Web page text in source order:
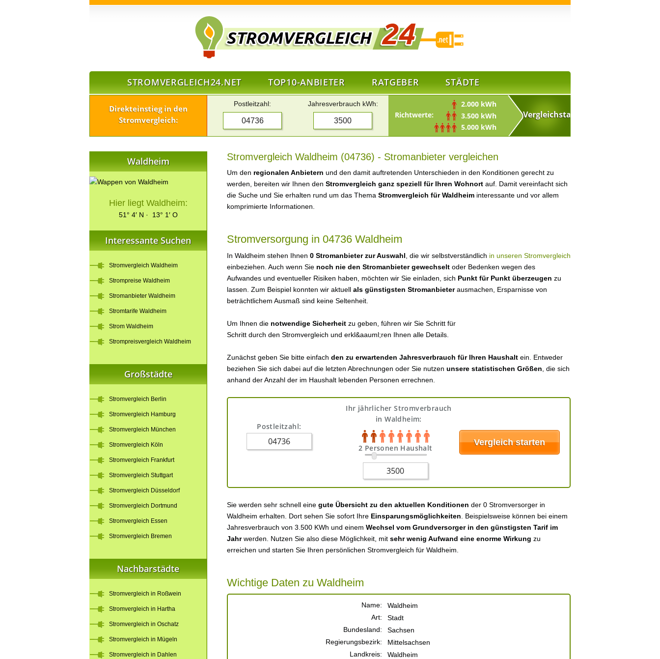
STROMVERGLEICH24.NET TOP10-ANBIETER RATGEBER STÄDTE
Direkteinstieg in den
Stromvergleich:
Postleitzahl: Jahresverbrauch kWh:
Richtwerte:
2.000 kWh
3.500 kWh
5.000 kWh
Stromvergleich Waldheim (04736) - Stromanbieter vergleichen
Um den regionalen Anbietern und den damit auftretenden Unterschieden in den Konditionen gerecht zu
werden, bereiten wir Ihnen den Stromvergleich ganz speziell für Ihren Wohnort auf. Damit vereinfacht sich
die Suche und Sie erhalten rund um das Thema Stromvergleich für Waldheim interessante und vor allem
komprimierte Informationen.
Stromversorgung in 04736 Waldheim
In Waldheim stehen Ihnen 0 Stromanbieter zur Auswahl , die wir selbstverständlich in unseren Stromvergleich
einbeziehen. Auch wenn Sie noch nie den Stromanbieter gewechselt oder Bedenken wegen des
Aufwandes und eventueller Risiken haben, möchten wir Sie einladen, sich Punkt für Punkt überzeugen zu
lassen. Zum Beispiel konnten wir aktuell als günstigsten Stromanbieterausmachen, Ersparnisse von
beträchtlichem Ausmaß sind keine Seltenheit.
Um Ihnen die notwendige Sicherheit zu geben, führen wir Sie Schritt für
Schritt durch den Stromvergleich und erkl&aauml;ren Ihnen alle Details.
Zunächst geben Sie bitte einfach den zu erwartenden Jahresverbrauch für Ihren Haushalt ein. Entweder
beziehen Sie sich dabei auf die letzten Abrechnungen oder Sie nutzen unsere statistischen Größen , die sich
anhand der Anzahl der im Haushalt lebenden Personen errechnen.
Postleitzahl:
Ihr jährlicher Stromverbrauch
in Waldheim:
2 Personen Haushalt
Sie werden sehr schnell eine gute Übersicht zu den aktuellen Konditionen der 0 Stromversorger in
Waldheim erhalten. Dort sehen Sie sofort Ihre Einsparungsmöglichkeiten . Beispielsweise können bei einem
Jahresverbrauch von 3.500 KWh und einem Wechsel vom Grundversorger in den günstigsten Tarif im
Jahrwerden. Nutzen Sie also diese Möglichkeit, mit sehr wenig Aufwand eine enorme Wirkung zu
erreichen und starten Sie Ihren persönlichen Stromvergleich für Waldheim.
Wichtige Daten zu Waldheim
Name:
Waldheim
Art:
Stadt
Bundesland:
Sachsen
Regierungsbezirk:
Mittelsachsen
Landkreis:
Waldheim
Waldheim
Hier liegt Waldheim:
51° 4′ N · 13° 1′ O
Interessante Suchen
Stromvergleich Waldheim
Strompreise Waldheim
Stromanbieter Waldheim
Stromtarife Waldheim
Strom Waldheim
Strompreisvergleich Waldheim
Großstädte
Stromvergleich Berlin
Stromvergleich Hamburg
Stromvergleich München
Stromvergleich Köln
Stromvergleich Frankfurt
Stromvergleich Stuttgart
Stromvergleich Düsseldorf
Stromvergleich Dortmund
Stromvergleich Essen
Stromvergleich Bremen
Nachbarstädte
Stromvergleich in Roßwein
Stromvergleich in Hartha
Stromvergleich in Oschatz
Stromvergleich in Mügeln
Stromvergleich in Dahlen